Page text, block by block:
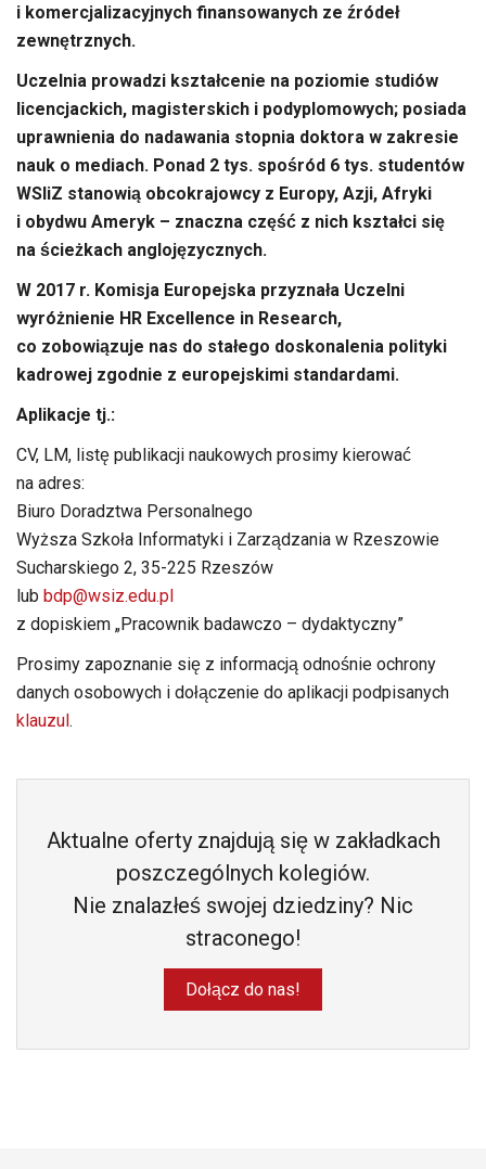
i komercjalizacyjnych finansowanych ze źródeł
zewnętrznych.
Uczelnia prowadzi kształcenie na poziomie studiów
licencjackich, magisterskich i podyplomowych; posiada
uprawnienia do nadawania stopnia doktora w zakresie
nauk o mediach. Ponad 2 tys. spośród 6 tys. studentów
WSIiZ stanowią obcokrajowcy z Europy, Azji, Afryki
i obydwu Ameryk – znaczna część z nich kształci się
na ścieżkach anglojęzycznych.
W 2017 r. Komisja Europejska przyznała Uczelni
wyróżnienie HR Excellence in Research,
co zobowiązuje nas do stałego doskonalenia polityki
kadrowej zgodnie z europejskimi standardami.
Aplikacje tj.:
CV, LM, listę publikacji naukowych prosimy kierować
na adres:
Biuro Doradztwa Personalnego
Wyższa Szkoła Informatyki i Zarządzania w Rzeszowie
Sucharskiego 2, 35-225 Rzeszów
lub bdp@wsiz.edu.pl
z dopiskiem „Pracownik badawczo – dydaktyczny”
Prosimy zapoznanie się z informacją odnośnie ochrony
danych osobowych i dołączenie do aplikacji podpisanych
klauzul.
Aktualne oferty znajdują się w zakładkach
poszczególnych kolegiów.
Nie znalazłeś swojej dziedziny? Nic
straconego!
Dołącz do nas!